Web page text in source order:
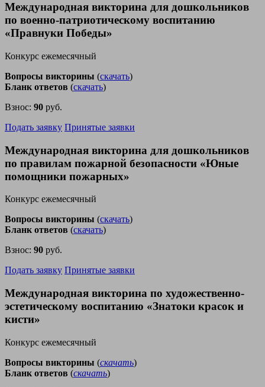
Международная викторина для дошкольников
по военно-патриотическому воспитанию
«Правнуки Победы»
Конкурс ежемесячный
Вопросы викторины (скачать)
Бланк ответов (скачать)
Взнос: 90 руб.
Подать заявку Принятые заявки
Международная викторина для дошкольников
по правилам пожарной безопасности «Юные
помощники пожарных»
Конкурс ежемесячный
Вопросы викторины (скачать)
Бланк ответов (скачать)
Взнос: 90 руб.
Подать заявку Принятые заявки
Международная викторина по художественно-
эстетическому воспитанию «Знатоки красок и
кисти»
Конкурс ежемесячный
Вопросы викторины (скачать)
Бланк ответов (скачать)